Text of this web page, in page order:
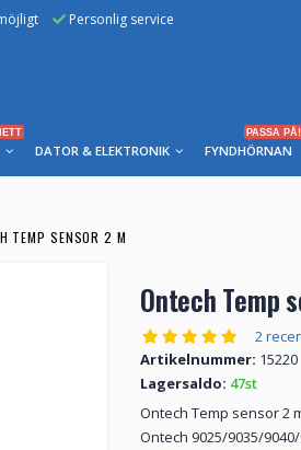
Personlig service
DATOR & ELEKTRONIK FYNDHÖRNAN
PASSA PÅ!
TEMP SENSOR 2 M
Ontech Temp
2
Artikelnummer: 15220
Lagersaldo: 47st
Ontech Temp sensor 2
Ontech 9025/9035/